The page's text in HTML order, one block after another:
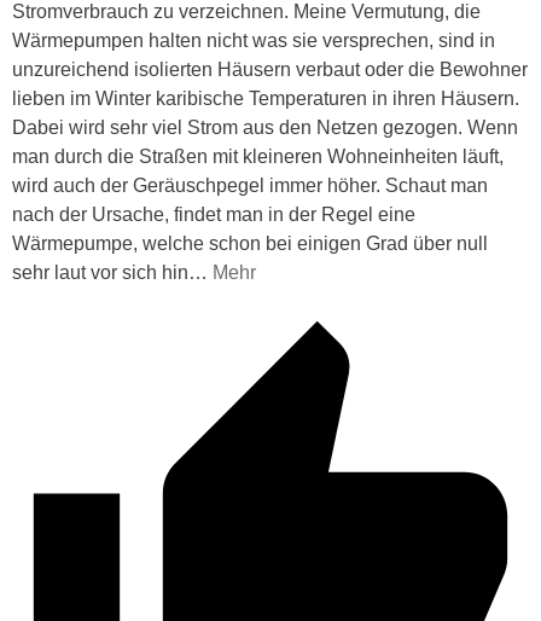
Stromverbrauch zu verzeichnen. Meine Vermutung, die
Wärmepumpen halten nicht was sie versprechen, sind in
unzureichend isolierten Häusern verbaut oder die Bewohner
lieben im Winter karibische Temperaturen in ihren Häusern.
Dabei wird sehr viel Strom aus den Netzen gezogen. Wenn
man durch die Straßen mit kleineren Wohneinheiten läuft,
wird auch der Geräuschpegel immer höher. Schaut man
nach der Ursache, findet man in der Regel eine
Wärmepumpe, welche schon bei einigen Grad über null
sehr laut vor sich hin… Mehr